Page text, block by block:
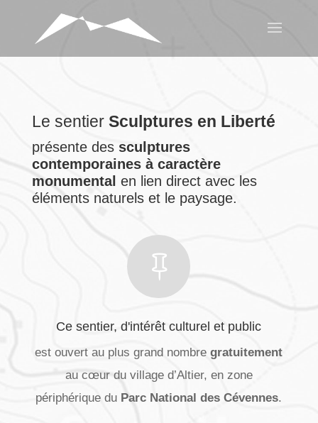
Le sentier Sculptures en Liberté
présente des sculptures
contemporaines à caractère
monumental en lien direct avec les
éléments naturels et le paysage.

Ce sentier, d'intérêt culturel et public
est ouvert au plus grand nombregratuitement
au cœur du village d’Altier, en zone
périphérique du Parc National des Cévennes.